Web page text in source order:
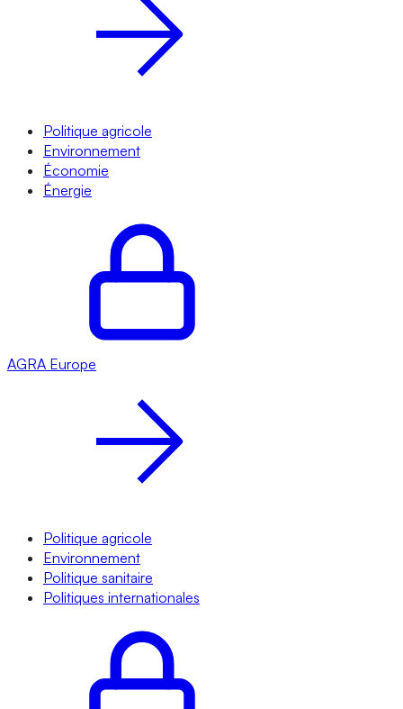
Politique agricole
Environnement
Économie
Énergie
AGRA Europe
Politique agricole
Environnement
Politique sanitaire
Politiques internationales